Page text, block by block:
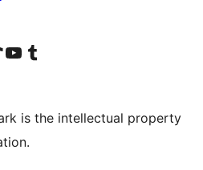
Instagram
de LinkedIn
cuenta de TikTok
Visita nuestro canal de YouTube
Visita nuestra cuenta de Tumblr
is the intellectual property